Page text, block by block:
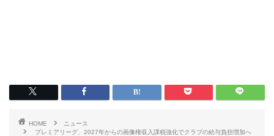
HOME
ニュース
プレミアリーグ、2027年からの画像権収入課税強化でクラブの給与負担増加へ